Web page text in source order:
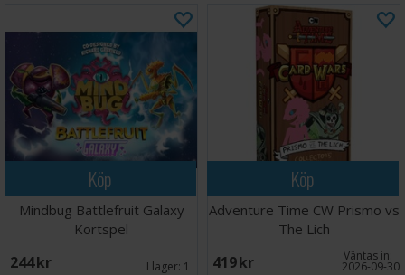
Köp
Mindbug Battlefruit Galaxy
Kortspel
244 SEK I lager: 1
Köp
Adventure Time CW Prismo vs
The Lich
419 SEK Väntas in:
2026-09-30